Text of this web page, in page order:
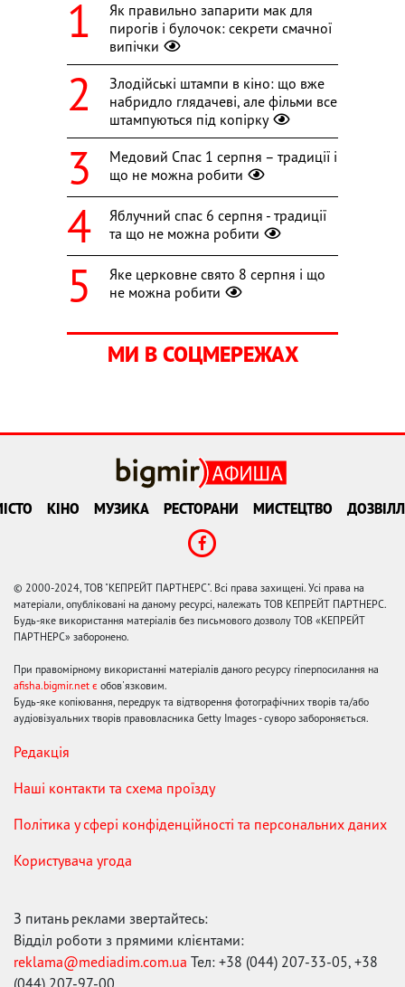
Як правильно запарити мак для
пирогів і булочок: секрети смачної
випічки
Злодійські штампи в кіно: що вже
набридло глядачеві, але фільми все
штампуються під копірку
Медовий Спас 1 серпня – традиції і
що не можна робити
Яблучний спас 6 серпня - традиції
та що не можна робити
Яке церковне свято 8 серпня і що
не можна робити
МИ В СОЦМЕРЕЖАХ
КІНО МУЗИКА РЕСТОРАНИ МИСТЕЦТВО
© 2000-2024, ТОВ "КЕПРЕЙТ ПАРТНЕРС". Всі права захищені. Усі права на
матеріали, опубліковані на даному ресурсі, належать ТОВ КЕПРЕЙТ ПАРТНЕРС.
Будь-яке використання матеріалів без письмового дозволу ТОВ «КЕПРЕЙТ
ПАРТНЕРС» заборонено.
При правомірному використанні матеріалів даного ресурсу гіперпосилання на
afisha.bigmir.net є обов'язковим.
Будь-яке копіювання, передрук та відтворення фотографічних творів та/або
аудіовізуальних творів правовласника Getty Images - суворо забороняється.
Редакція
Наші контакти та схема проїзду
Політика у сфері конфіденційності та персональних даних
Користувача угода
З питань реклами звертайтесь:
Відділ роботи з прямими клієнтами:
reklama@mediadim.com.ua Тел: +38 (044) 207-33-05, +38
(044) 207-97-00